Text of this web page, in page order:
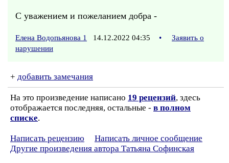
С уважением и пожеланием добра -
Елена Водопьянова 1 14.12.2022 04:35 •
Заявить о
нарушении
+ добавить замечания
На это произведение написано 19 рецензий, здесь
отображается последняя, остальные - в полном
списке.
Написать рецензию
Написать личное сообщение
Другие произведения автора Татьяна Софинская